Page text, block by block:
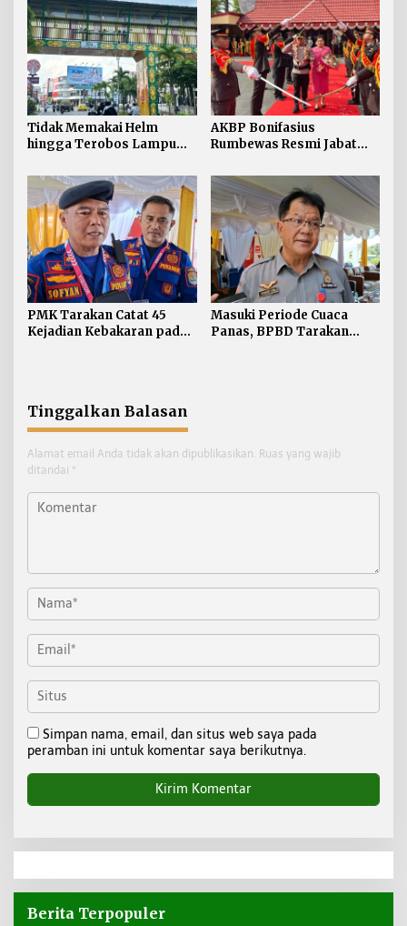
Tidak Memakai Helm
hingga Terobos Lampu
Pelanggaran ETLE di
Tarakan
AKBP Bonifasius
Rumbewas Resmi Jabat
Tegaskan Pelanggaran
Personel Diproses Tanpa
Toleransi
PMK Tarakan Catat 45
Kejadian Kebakaran pada
Masuki Periode Cuaca
Panas, BPBD Tarakan
Tinggalkan Balasan
Alamat email Anda tidak akan dipublikasikan. Ruas yang wajib
ditandai *
Simpan nama, email, dan situs web saya pada
peramban ini untuk komentar saya berikutnya.
Berita Terpopuler